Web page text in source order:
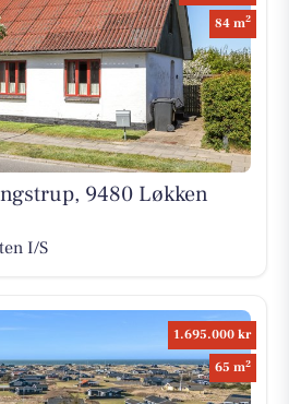
84 m2
9480 Løkken
I/S
1.695.000 kr
65 m2